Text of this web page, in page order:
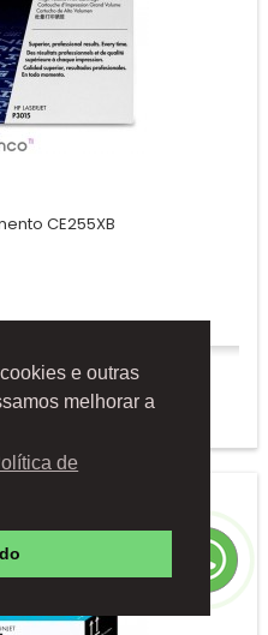
e outras
melhorar a
de
CE255XB